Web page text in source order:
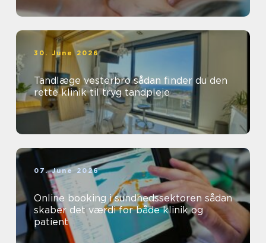
30. June 2026
Tandlæge vesterbro sådan finder du den
rette klinik til tryg tandpleje
07. June 2026
Online booking i sundhedssektoren sådan
skaber det værdi for både klinik og
patient